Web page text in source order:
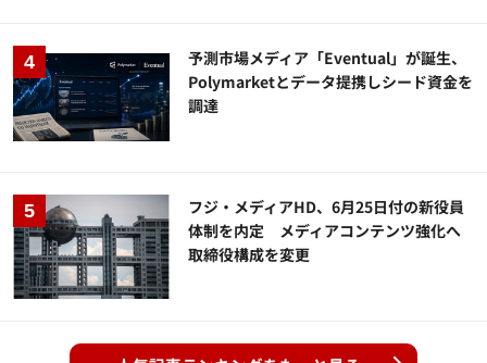
予測市場メディア「Eventual」が誕生、
Polymarketとデータ提携しシード資金を
調達
フジ・メディアHD、6月25日付の新役員
体制を内定 メディアコンテンツ強化へ
取締役構成を変更